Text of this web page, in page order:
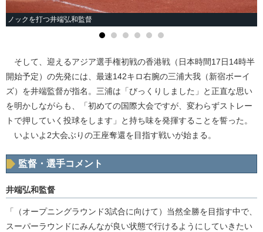
ノックを打つ井端弘和監督
そして、迎えるアジア選手権初戦の香港戦（日本時間17日14時半
開始予定）の先発には、最速142キロ右腕の三浦大我（新宿ボーイ
ズ）を井端監督が指名。三浦は「びっくりしました」と正直な思い
を明かしながらも、「初めての国際大会ですが、変わらずストレー
トで押していく投球をします」と持ち味を発揮することを誓った。
いよいよ2大会ぶりの王座奪還を目指す戦いが始まる。
監督・選手コメント
井端弘和監督
「（オープニングラウンド3試合に向けて）当然全勝を目指す中で、
スーパーラウンドにみんなが良い状態で行けるようにしていきたい